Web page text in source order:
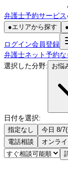
弁護士予約サービス
●エリアから探す ●
ログイン会員登録
弁護士ネット予約
選択した分野:
お悩
日付を選択:
指定なし 今日 8/
電話相談
オンラ